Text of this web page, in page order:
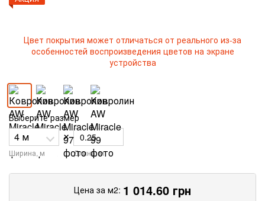
Цвет покрытия может отличаться от реального из-за
особенностей воспроизведения цветов на экране
устройства
Выберите размер
Ширина, м
×
Длина, м
Цена за м2: 1 014.60 грн